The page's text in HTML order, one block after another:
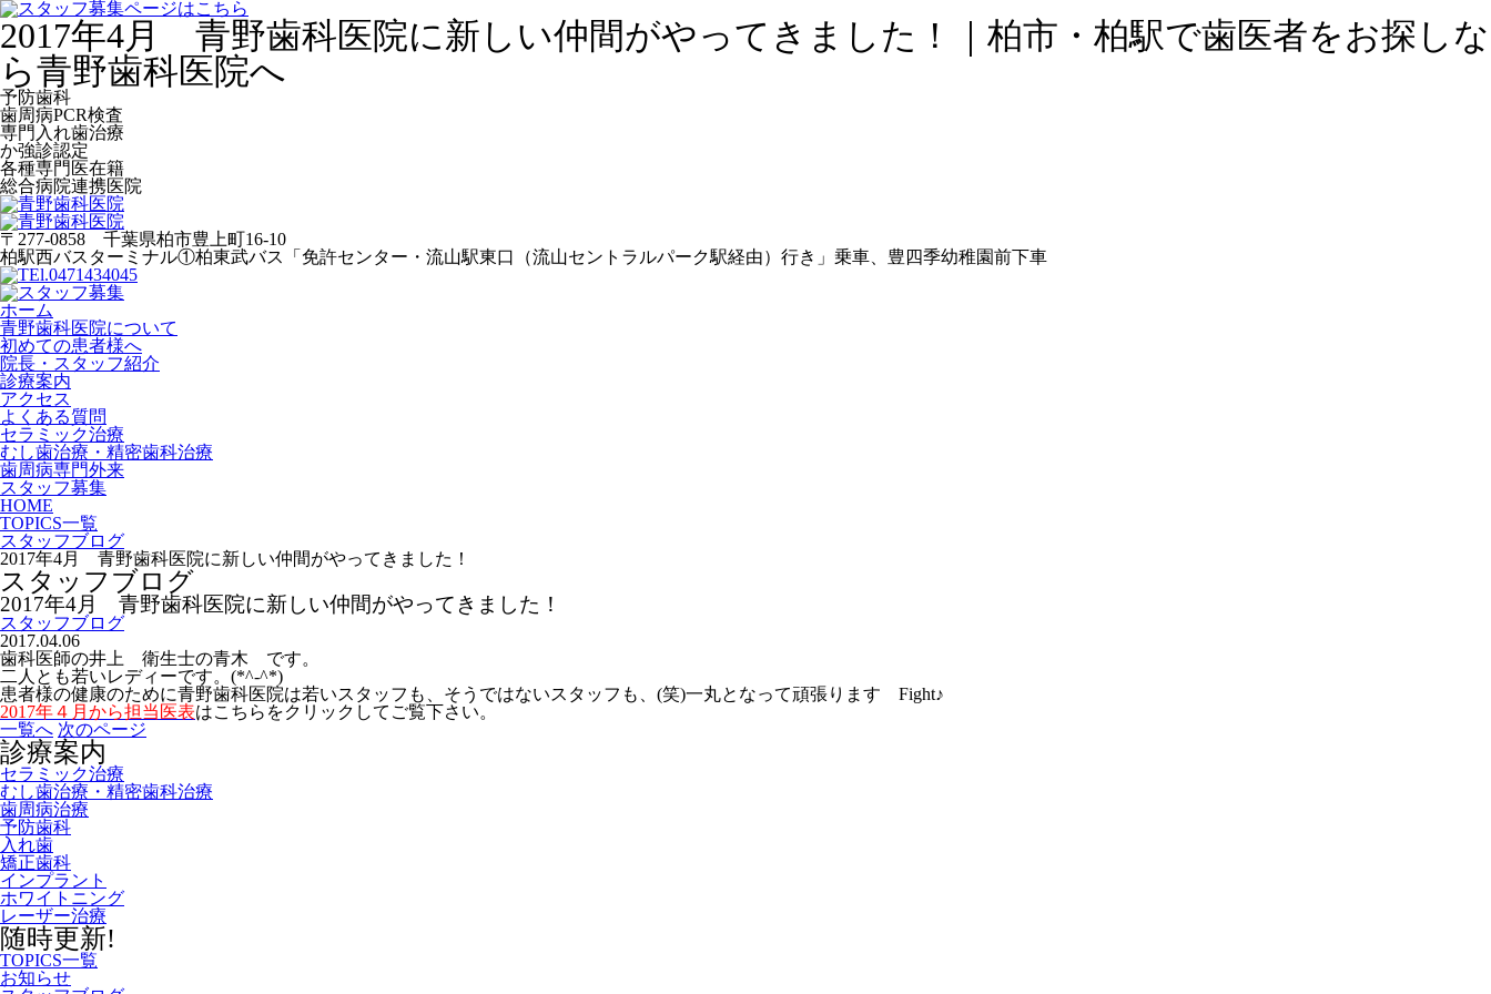
2017年4月 青野歯科医院に新しい仲間がやってきました！｜柏市・柏駅で歯医者をお探しな
ら青野歯科医院へ
予防歯科
歯周病PCR検査
専門入れ歯治療
か強診認定
各種専門医在籍
総合病院連携医院
〒277-0858 千葉県柏市豊上町16-10
柏駅西バスターミナル①柏東武バス「免許センター・流山駅東口（流山セントラルパーク駅経由）行き」乗車、豊四季幼稚園前下車
ホーム
青野歯科医院について
初めての患者様へ
院長・スタッフ紹介
診療案内
アクセス
よくある質問
セラミック治療
むし歯治療・精密歯科治療
歯周病専門外来
スタッフ募集
HOME
TOPICS一覧
スタッフブログ
2017年4月 青野歯科医院に新しい仲間がやってきました！
スタッフブログ
2017年4月 青野歯科医院に新しい仲間がやってきました！
スタッフブログ
2017.04.06
歯科医師の井上 衛生士の青木 です。
二人とも若いレディーです。(*^-^*)
患者様の健康のために青野歯科医院は若いスタッフも、そうではないスタッフも、(笑)一丸となって頑張ります Fight♪
2017年４月から担当医表はこちらをクリックしてご覧下さい。
一覧へ 次のページ
診療案内
セラミック治療
むし歯治療・精密歯科治療
歯周病治療
予防歯科
入れ歯
矯正歯科
インプラント
ホワイトニング
レーザー治療
随時更新!
TOPICS一覧
お知らせ